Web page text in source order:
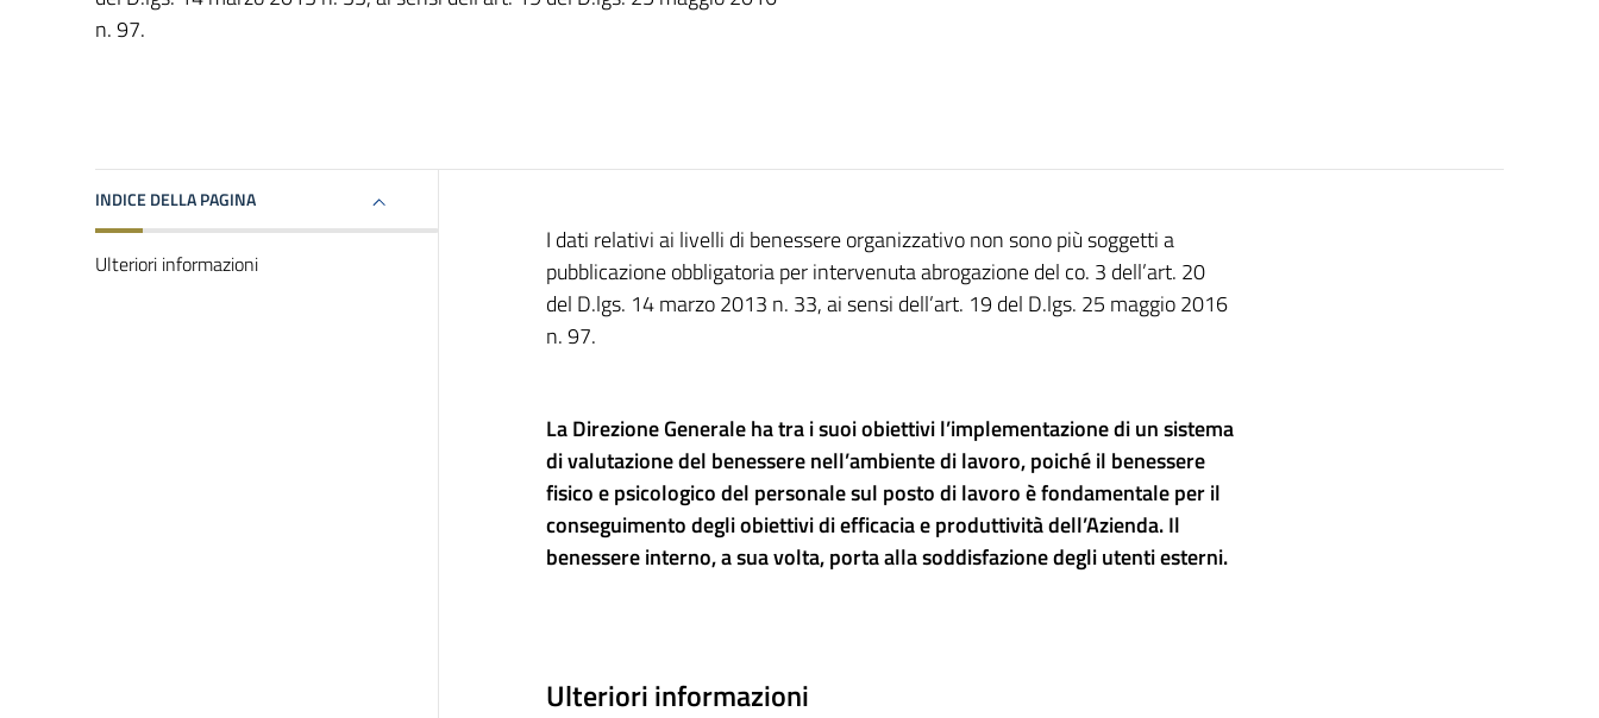
n. 97.
INDICE DELLA PAGINA
Ulteriori informazioni
I dati relativi ai livelli di benessere organizzativo non sono più soggetti a
pubblicazione obbligatoria per intervenuta abrogazione del co. 3 dell’art. 20
del D.lgs. 14 marzo 2013 n. 33, ai sensi dell’art. 19 del D.lgs. 25 maggio 2016
n. 97.
La Direzione Generale ha tra i suoi obiettivi l’implementazione di un sistema
di valutazione del benessere nell’ambiente di lavoro, poiché il benessere
fisico e psicologico del personale sul posto di lavoro è fondamentale per il
conseguimento degli obiettivi di efficacia e produttività dell’Azienda. Il
benessere interno, a sua volta, porta alla soddisfazione degli utenti esterni.
Ulteriori informazioni